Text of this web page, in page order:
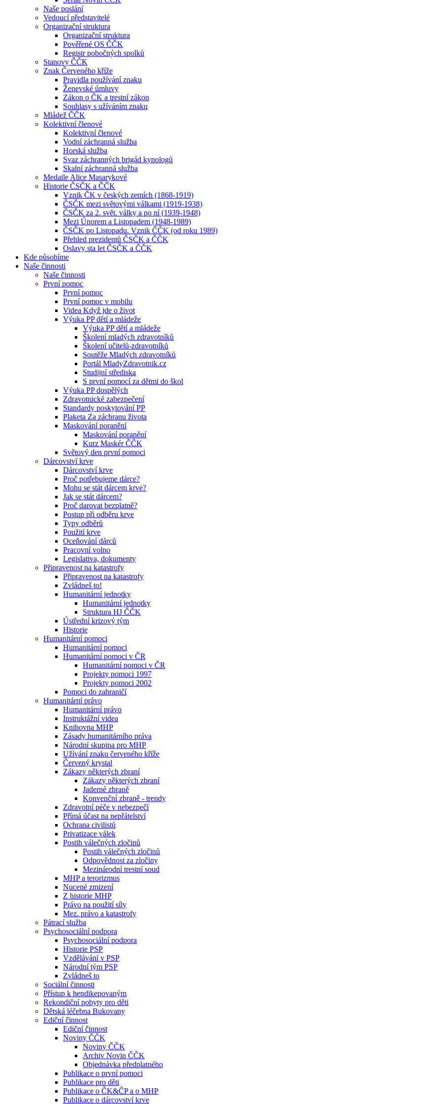
Naše poslání
Vedoucí představitelé
Organizační struktura
Organizační struktura
Pověřené OS ČČK
Registr pobočných spolků
Stanovy ČČK
Znak Červeného kříže
Pravidla používání znaku
Ženevské úmluvy
Zákon o ČK a trestní zákon
Souhlasy s užíváním znaku
Mládež ČČK
Kolektivní členové
Kolektivní členové
Vodní záchranná služba
Horská služba
Svaz záchranných brigád kynologů
Skalní záchranná služba
Medaile Alice Masarykové
Historie ČSČK a ČČK
Vznik ČK v českých zemích (1868-1919)
ČSČK mezi světovými válkami (1919-1938)
ČSČK za 2. svět. války a po ní (1939-1948)
Mezi Únorem a Listopadem (1948-1989)
ČSČK po Listopadu. Vznik ČČK (od roku 1989)
Přehled prezidentů ČSČK a ČČK
Oslavy sta let ČSČK a ČČK
Kde působíme
Naše činnosti
Naše činnosti
První pomoc
První pomoc
První pomoc v mobilu
Videa Když jde o život
Výuka PP dětí a mládeže
Výuka PP dětí a mládeže
Školení mladých zdravotníků
Školení učitelů-zdravotníků
Soutěže Mladých zdravotníků
Portál MladyZdravotnik.cz
Studijní střediska
S první pomocí za dětmi do škol
Výuka PP dospělých
Zdravotnické zabezpečení
Standardy poskytování PP
Plaketa Za záchranu života
Maskování poranění
Maskování poranění
Kurz Maskér ČČK
Světový den první pomoci
Dárcovství krve
Dárcovství krve
Proč potřebujeme dárce?
Mohu se stát dárcem krve?
Jak se stát dárcem?
Proč darovat bezplatně?
Postup při odběru krve
Typy odběrů
Použití krve
Oceňování dárců
Pracovní volno
Legislativa, dokumenty
Připravenost na katastrofy
Připravenost na katastrofy
Zvládneš to!
Humanitární jednotky
Humanitární jednotky
Struktura HJ ČČK
Ústřední krizový tým
Historie
Humanitární pomoci
Humanitární pomoci
Humanitární pomoci v ČR
Humanitární pomoci v ČR
Projekty pomoci 1997
Projekty pomoci 2002
Pomoci do zahraničí
Humanitární právo
Humanitární právo
Instruktážní videa
Knihovna MHP
Zásady humanitárního práva
Národní skupina pro MHP
Užívání znaku červeného kříže
Červený krystal
Zákazy některých zbraní
Zákazy některých zbraní
Jaderné zbraně
Konvenční zbraně - trendy
Zdravotní péče v nebezpečí
Přímá účast na nepřátelství
Ochrana civilistů
Privatizace válek
Postih válečných zločinů
Postih válečných zločinů
Odpovědnost za zločiny
Mezinárodní trestní soud
MHP a terorizmus
Nucené zmizení
Z historie MHP
Právo na použití síly
Mez. právo a katastrofy
Pátrací služba
Psychosociální podpora
Psychosociální podpora
Historie PSP
Vzdělávání v PSP
Národní tým PSP
Zvládneš to
Sociální činnosti
Přístup k hendikepovaným
Rekondiční pobyty pro děti
Dětská léčebna Bukovany
Ediční činnost
Ediční činnost
Noviny ČČK
Noviny ČČK
Archiv Novin ČČK
Objednávka předplatného
Publikace o první pomoci
Publikace pro děti
Publikace o ČK&ČP a o MHP
Publikace o dárcovství krve